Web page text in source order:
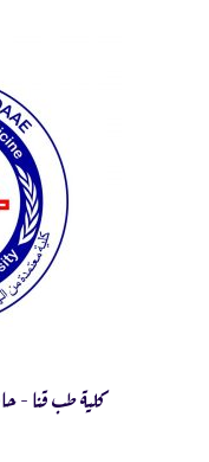
كلية طب قنا -